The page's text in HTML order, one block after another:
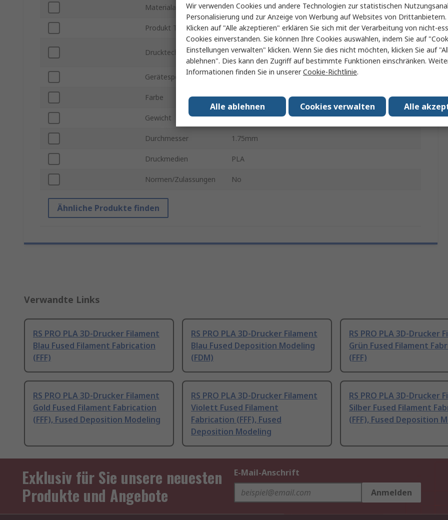
Materialart Polymilchsäure
Produkt Typ 3D-Drucker Filament
Drucktechnik
Fused Filament Fabrication (FFF), Fused Deposition
Modeling (FDM)
Gerätespezifisch Nein
Farbe Rosa, Gelb
Gewicht 1kg
Durchmesser 1.75mm
Druckmedien PLA
Normen/Zulassungen No
Ähnliche Produkte finden
Verwandte Links
RS PRO PLA 3D-Drucker Filament
Blau Fused Filament Fabrication
(FFF)
RS PRO PLA 3D-Drucker Filament
Blau Fused Deposition Modeling
(FDM)
RS PRO PLA 3D-Drucker
Grün Fused Filament
(FFF)
RS PRO PLA 3D-Drucker Filament
Gold Fused Filament Fabrication
(FFF), Fused Deposition Modeling
RS PRO PLA 3D-Drucker Filament
Violett Fused Filament
Fabrication (FFF), Fused
Deposition Modeling
RS PRO PLA 3D-Drucker
Silber Fused Filament
(FFF), Fused Deposition
Exklusiv für Sie unsere neuesten
Produkte und Angebote
E-Mail-Anschrift
Anmelden
Wir verwenden Cookies und andere Technologien zur statistischen
Personalisierung und zur Anzeige von Werbung auf Websites von
Klicken auf "Alle akzeptieren" erklären Sie sich mit der Verarbeitung von nicht-
Cookies einverstanden. Sie können Ihre Cookies auswählen, indem Sie auf
Einstellungen verwalten" klicken. Wenn Sie dies nicht möchten, klicken Sie auf
ablehnen". Dies kann den Zugriff auf bestimmte Funktionen einschränken.
Informationen finden Sie in unsererCookie-Richtlinie.
Alle
Cookies verwalten
Alle ablehnen